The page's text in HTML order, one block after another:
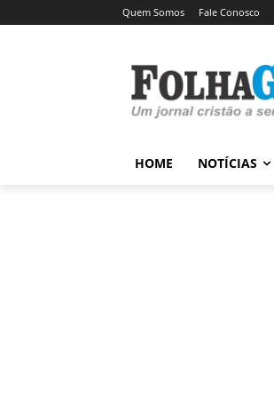
Quem Somos Fale Conosco
HOME NOTÍCIAS